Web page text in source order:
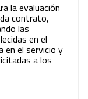
la evaluación
contrato,
las
en el
en el servicio y
a los